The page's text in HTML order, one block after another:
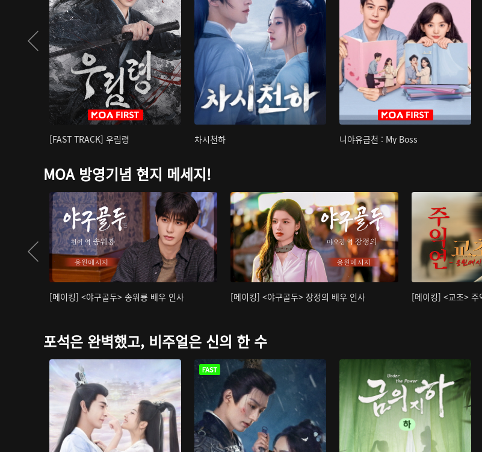
[FAST TRACK] 우림령 차시천하 니야유금천 : My Boss
MOA 방영기념 현지 메세지!
[메이킹] <야구골두> 송위룡 배우 인사 [메이킹] <야구골두> 장정의 배우 인사 [메이킹] <교초> 주
포석은 완벽했고, 비주얼은 신의 한 수